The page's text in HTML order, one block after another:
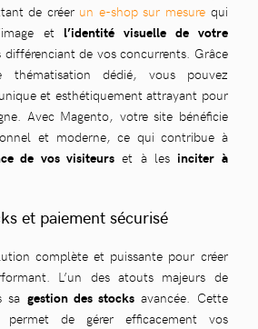
de créer un e-shop sur mesurequi
et l’identité visuelle de votre
de vos concurrents. Grâce
dédié, vous pouvez
et esthétiquement attrayant pour
Avec Magento, votre site bénéficie
et moderne, ce qui contribue à
de vos visiteurs et à les inciter à
et paiement sécurisé
complète et puissante pour créer
L’un des atouts majeurs de
sa gestion des stocks avancée. Cette
permet de gérer efficacement vos